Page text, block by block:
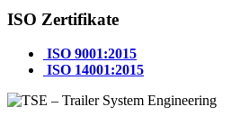
ISO Zertifikate
ISO 9001:2015
ISO 14001:2015